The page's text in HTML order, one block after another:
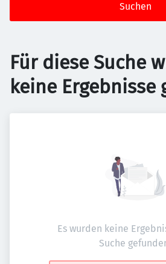
Suchen
Für diese Suche
keine Ergebnisse
Es wurden keine
Suche